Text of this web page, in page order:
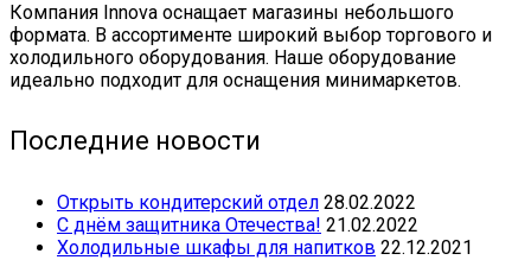
Компания Innova оснащает магазины небольшого
формата. В ассортименте широкий выбор торгового и
холодильного оборудования. Наше оборудование
идеально подходит для оснащения минимаркетов.
Последние новости
Открыть кондитерский отдел 28.02.2022
С днём защитника Отечества! 21.02.2022
Холодильные шкафы для напитков 22.12.2021